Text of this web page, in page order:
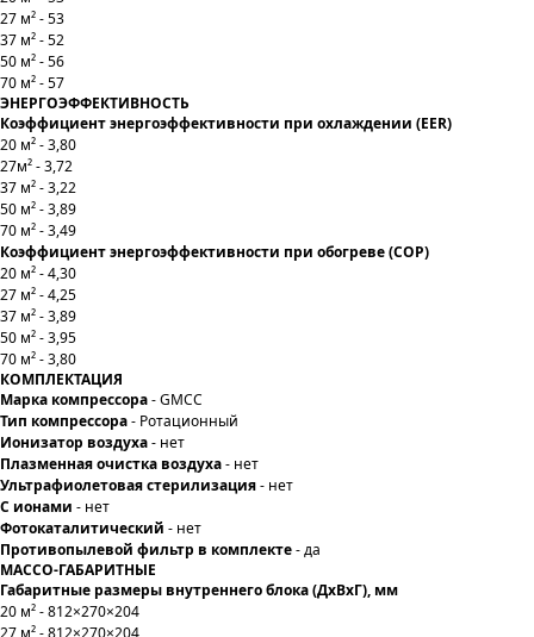
27 м² - 53
37 м² - 52
50 м² - 56
70 м² - 57
ЭНЕРГОЭФФЕКТИВНОСТЬ
Коэффициент энергоэффективности при охлаждении (EER)
20 м² - 3,80
27м² - 3,72
37 м² - 3,22
50 м² - 3,89
70 м² - 3,49
Коэффициент энергоэффективности при обогреве (COP)
20 м² - 4,30
27 м² - 4,25
37 м² - 3,89
50 м² - 3,95
70 м² - 3,80
КОМПЛЕКТАЦИЯ
Марка компрессора- GMCC
Тип компрессора- Ротационный
Ионизатор воздуха- нет
Плазменная очистка воздуха- нет
Ультрафиолетовая стерилизация- нет
С ионами - нет
Фотокаталитический - нет
Противопылевой фильтр в комплекте- да
МАССО-ГАБАРИТНЫЕ
Габаритные размеры внутреннего блока (ДхВхГ), мм
20 м² - 812×270×204